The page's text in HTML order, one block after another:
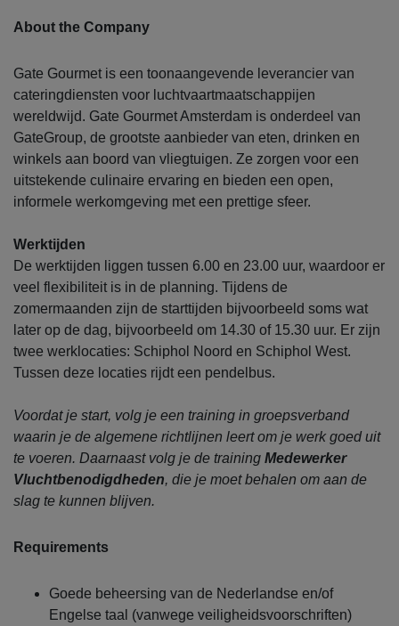
About the Company
Gate Gourmet is een toonaangevende leverancier van
cateringdiensten voor luchtvaartmaatschappijen
wereldwijd. Gate Gourmet Amsterdam is onderdeel van
GateGroup, de grootste aanbieder van eten, drinken en
winkels aan boord van vliegtuigen. Ze zorgen voor een
uitstekende culinaire ervaring en bieden een open,
informele werkomgeving met een prettige sfeer.
Werktijden
De werktijden liggen tussen 6.00 en 23.00 uur, waardoor er
veel flexibiliteit is in de planning. Tijdens de
zomermaanden zijn de starttijden bijvoorbeeld soms wat
later op de dag, bijvoorbeeld om 14.30 of 15.30 uur. Er zijn
twee werklocaties: Schiphol Noord en Schiphol West.
Tussen deze locaties rijdt een pendelbus.
Voordat je start, volg je een training in groepsverband
waarin je de algemene richtlijnen leert om je werk goed uit
te voeren. Daarnaast volg je de training Medewerker
Vluchtbenodigdheden, die je moet behalen om aan de
slag te kunnen blijven.
Requirements
Goede beheersing van de Nederlandse en/of
Engelse taal (vanwege veiligheidsvoorschriften)